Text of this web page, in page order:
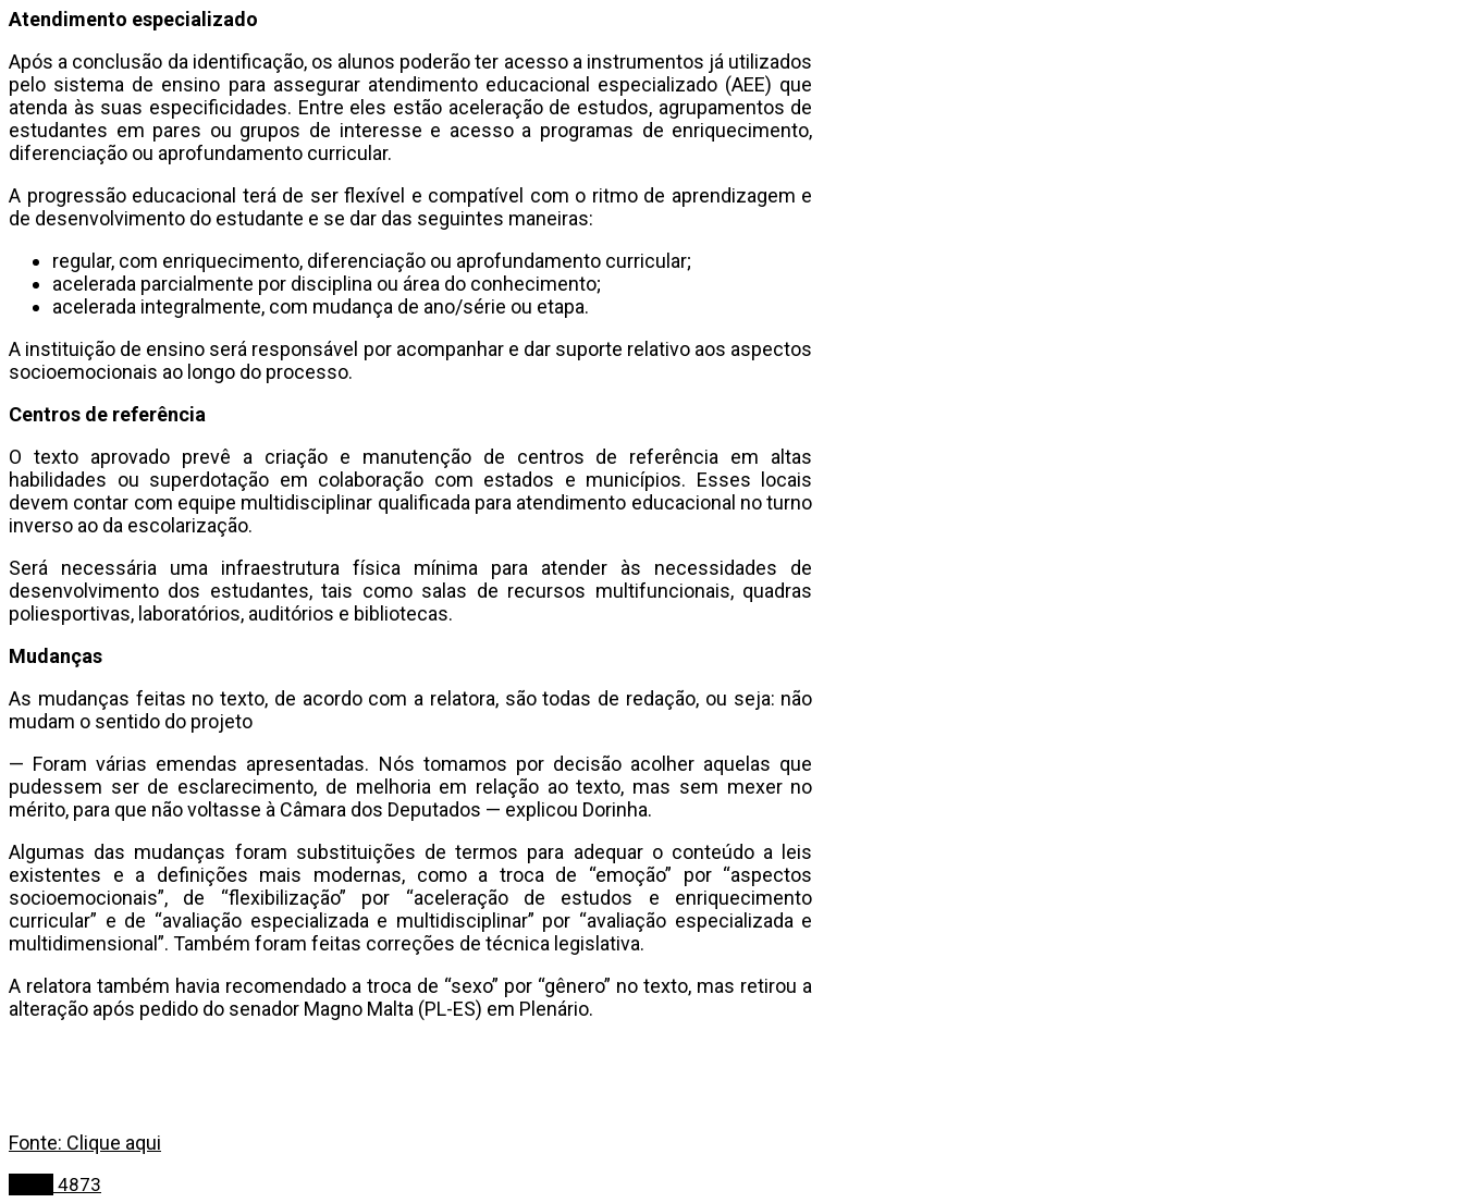
Atendimento especializado
Após a conclusão da identificação, os alunos poderão ter acesso a instrumentos já utilizados
pelo sistema de ensino para assegurar atendimento educacional especializado (AEE) que
atenda às suas especificidades. Entre eles estão aceleração de estudos, agrupamentos de
estudantes em pares ou grupos de interesse e acesso a programas de enriquecimento,
diferenciação ou aprofundamento curricular.
A progressão educacional terá de ser flexível e compatível com o ritmo de aprendizagem e
de desenvolvimento do estudante e se dar das seguintes maneiras:
regular, com enriquecimento, diferenciação ou aprofundamento curricular;
acelerada parcialmente por disciplina ou área do conhecimento;
acelerada integralmente, com mudança de ano/série ou etapa.
A instituição de ensino será responsável por acompanhar e dar suporte relativo aos aspectos
socioemocionais ao longo do processo.
Centros de referência
O texto aprovado prevê a criação e manutenção de centros de referência em altas
habilidades ou superdotação em colaboração com estados e municípios. Esses locais
devem contar com equipe multidisciplinar qualificada para atendimento educacional no turno
inverso ao da escolarização.
Será necessária uma infraestrutura física mínima para atender às necessidades de
desenvolvimento dos estudantes, tais como salas de recursos multifuncionais, quadras
poliesportivas, laboratórios, auditórios e bibliotecas.
Mudanças
As mudanças feitas no texto, de acordo com a relatora, são todas de redação, ou seja: não
mudam o sentido do projeto
— Foram várias emendas apresentadas. Nós tomamos por decisão acolher aquelas que
pudessem ser de esclarecimento, de melhoria em relação ao texto, mas sem mexer no
mérito, para que não voltasse à Câmara dos Deputados — explicou Dorinha.
Algumas das mudanças foram substituições de termos para adequar o conteúdo a leis
existentes e a definições mais modernas, como a troca de “emoção” por “aspectos
socioemocionais”, de “flexibilização” por “aceleração de estudos e enriquecimento
curricular” e de “avaliação especializada e multidisciplinar” por “avaliação especializada e
multidimensional”. Também foram feitas correções de técnica legislativa.
A relatora também havia recomendado a troca de “sexo” por “gênero” no texto, mas retirou a
alteração após pedido do senador Magno Malta (PL-ES) em Plenário.
Fonte: Clique aqui
4873